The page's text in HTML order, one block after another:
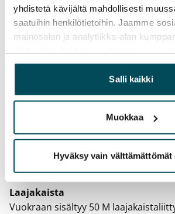
yhdistetä kävijältä mahdollisesti
saatuihin henkilötietoihin. Jaamme
mainosalan ja analytiikka-alan
yhdistää näitä tietoja muihin tietoihin,
heille tai joita on kerätty, kun olet
palvelujaan.
Salli kaikki
Muokkaa
Hyväksy vain välttämättömät
Irtisanomis­mahdollisuus
12 kk vuokrasopimuksesta tai
Sähkömaksu
Laajakaista
Vuokraan sisältyy 50 M